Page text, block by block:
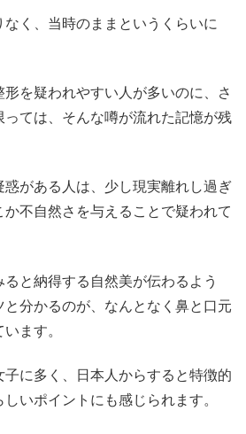
なく、当時のままというくらいに
を疑われやすい人が多いのに、さ
ては、そんな噂が流れた記憶が残
惑がある人は、少し現実離れし過ぎ
か不自然さを与えることで疑われて
と納得する自然美が伝わるよう
分かるのが、なんとなく鼻と口元
ます。
に多く、日本人からすると特徴的
いポイントにも感じられます。